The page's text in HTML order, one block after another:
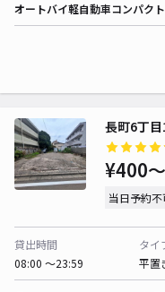
オートバイ軽自動車コンパク
長町6丁
¥400〜
当日予約不
貸出時間
08:00 〜23:59
タイ
平置